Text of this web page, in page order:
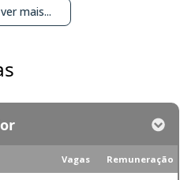
ver mais...
Vagas Remuneração